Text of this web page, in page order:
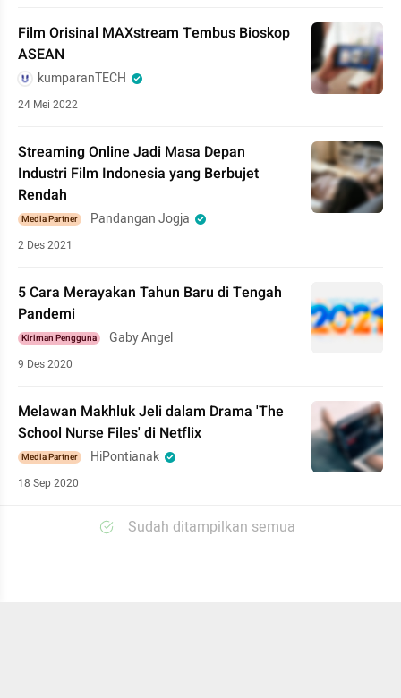
Film Orisinal MAXstream Tembus Bioskop
ASEAN
kumparanTECH
24 Mei 2022
Streaming Online Jadi Masa Depan
Industri Film Indonesia yang Berbujet
Rendah
Media Partner Pandangan Jogja
2 Des 2021
5 Cara Merayakan Tahun Baru di Tengah
Pandemi
Kiriman Pengguna Gaby Angel
9 Des 2020
Melawan Makhluk Jeli dalam Drama 'The
School Nurse Files' di Netflix
Media Partner HiPontianak
18 Sep 2020
Sudah ditampilkan semua